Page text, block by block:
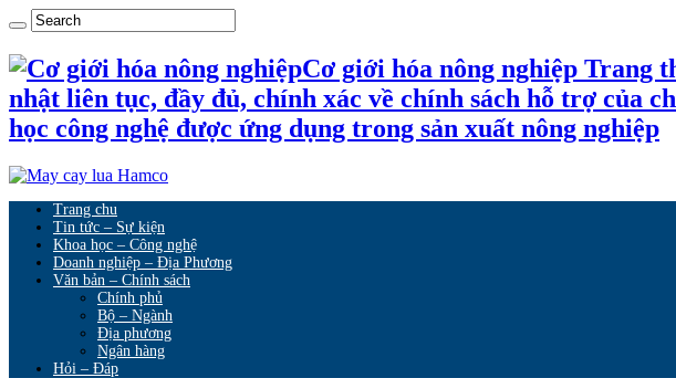
Cơ giới hóa nông nghiệp Trang
nhật liên tục, đầy đủ, chính xác về chính sách hỗ trợ của
học công nghệ được ứng dụng trong sản xuất nông nghiệp
Trang chu
Tin tức – Sự kiện
Khoa học – Công nghệ
Doanh nghiệp – Địa Phương
Văn bản – Chính sách
Chính phủ
Bộ – Ngành
Địa phương
Ngân hàng
Hỏi – Đáp